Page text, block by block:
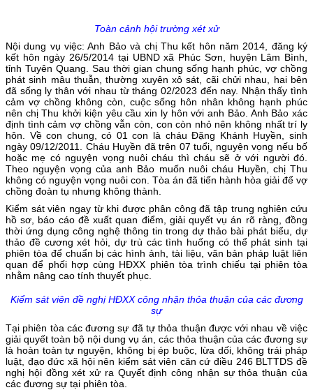
Toàn cảnh hội trường xét xử
Nội dung vụ việc: Anh Bảo và chị Thu kết hôn năm 2014, đăng ký
kết hôn ngày 26/5/2014 tại UBND xã Phúc Sơn, huyện Lâm Bình,
tỉnh Tuyên Quang. Sau thời gian chung sống hạnh phúc, vợ chồng
phát sinh mâu thuẫn, thường xuyên xô sát, cãi chửi nhau, hai bên
đã sống ly thân với nhau từ tháng 02/2023 đến nay. Nhận thấy tình
cảm vợ chồng không còn, cuộc sống hôn nhân không hạnh phúc
nên chị Thu khởi kiện yêu cầu xin ly hôn với anh Bảo. Anh Bảo xác
định tình cảm vợ chồng vẫn còn, con còn nhỏ nên không nhất trí ly
hôn. Về con chung, có 01 con là cháu Đặng Khánh Huyền, sinh
ngày 09/12/2011. Cháu Huyền đã trên 07 tuổi, nguyện vọng nếu bố
hoặc mẹ có nguyện vọng nuôi cháu thì cháu sẽ ở với người đó.
Theo nguyện vọng của anh Bảo muốn nuôi cháu Huyền, chị Thu
không có nguyện vọng nuôi con. Tòa án đã tiến hành hòa giải để vợ
chồng đoàn tụ nhưng không thành.
Kiểm sát viên ngay từ khi được phân công đã tập trung nghiên cứu
hồ sơ, báo cáo đề xuất quan điểm, giải quyết vụ án rõ ràng, đồng
thời ứng dụng công nghệ thông tin trong dự thảo bài phát biểu, dự
thảo đề cương xét hỏi, dự trù các tình huống có thể phát sinh tại
phiên tòa để chuẩn bị các hình ảnh, tài liệu, văn bản pháp luật liên
quan để phối hợp cùng HĐXX phiên tòa trình chiếu tại phiên tòa
nhằm nâng cao tính thuyết phục.
Kiểm sát viên đề nghị HĐXX công nhận thỏa thuận của các đương
sự
Tại phiên tòa các đương sự đã tự thỏa thuận được với nhau về việc
giải quyết toàn bộ nội dung vụ án, các thỏa thuận của các đương sự
là hoàn toàn tự nguyện, không bị ép buộc, lừa dối, không trái pháp
luật, đạo đức xã hội nên kiểm sát viên căn cứ điều 246 BLTTDS đề
nghị hội đồng xét xử ra Quyết định công nhận sự thỏa thuận của
các đương sự tại phiên tòa.